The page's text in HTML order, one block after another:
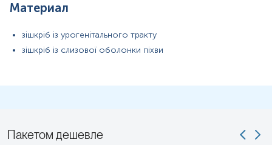
Материал
зішкріб із урогенітального тракту
зішкріб із слизової оболонки піхви
Пакетом дешевле